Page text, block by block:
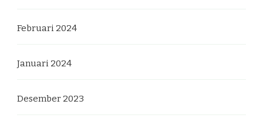
Februari 2024
Januari 2024
Desember 2023